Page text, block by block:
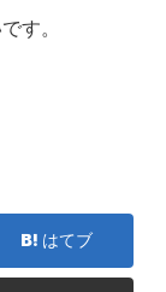
す。
はてブ